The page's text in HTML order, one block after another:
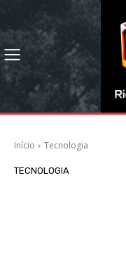
Início Tecnologia
TECNOLOGIA